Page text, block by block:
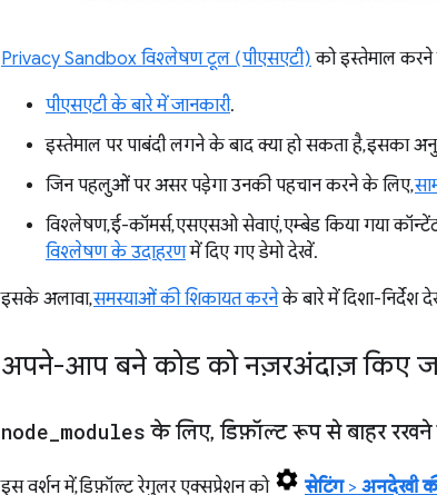
Privacy Sandbox विश्लेषण टूल (पीएसएटी) को इस्तेमाल करने
पीएसएटी के बारे में जानकारी.
इस्तेमाल पर पाबंदी लगने के बाद क्या हो सकता है, इसका
जिन पहलुओं पर असर पड़ेगा उनकी पहचान करने के लिए,
विश्लेषण, ई-कॉमर्स, एसएसओ सेवाएं, एम्बेड किया गया
विश्लेषण के उदाहरणमें दिए गए डेमो देखें.
इसके अलावा,समस्याओं की शिकायत करनेके बारे में दिशा-निर्देश
अपने-आप बने कोड को नज़रअंदाज़ किए
node modules के लिए, डिफ़ॉल्ट रूप से बाहर रखने
इस वर्शन में, डिफ़ॉल्ट रेगुलर एक्सप्रेशन को सेटिंग> अनदेखी